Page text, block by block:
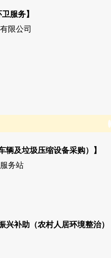
服务】
限公司
辆及垃圾压缩设备采购）】
务站
兴补助（农村人居环境整治）